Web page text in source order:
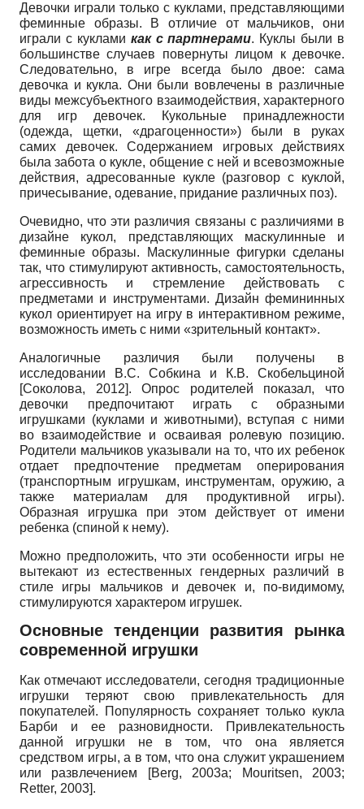
Девочки играли только с куклами, представляющими
феминные образы. В отличие от мальчиков, они
играли с куклами как с партнерами. Куклы были в
большинстве случаев повернуты лицом к девочке.
Следовательно, в игре всегда было двое: сама
девочка и кукла. Они были вовлечены в различные
виды меж­субъектного взаимодействия, характерного
для игр девочек. Кукольные принадлежности
(одежда, щетки, «драгоценности») были в руках
самих девочек. Содержанием игровых действиях
была забота о кукле, общение с ней и всевозможные
действия, адресованные кукле (разговор с куклой,
причесывание, одевание, придание различных поз).
Очевидно, что эти различия связаны с различиями в
дизайне кукол, представляющих маскулинные и
феминные образы. Маскулинные фигурки сделаны
так, что стимулируют активность, самостоятельность,
агрессивность и стремление действовать с
предметами и инструментами. Дизайн фемининных
кукол ориентирует на игру в интерактивном режиме,
возможность иметь с ними «зрительный контакт».
Аналогичные различия были получены в
исследовании В.С. Собкина и К.В. Скобельциной
[Соколова, 2012]. Опрос родителей показал, что
девочки предпочитают играть с образными
игрушками (куклами и животными), вступая с ними
во взаимодействие и осваивая ролевую позицию.
Родители мальчиков указывали на то, что их ребенок
отдает предпочтение предметам оперирования
(транспортным игрушкам, инструментам, оружию, а
также материалам для продуктивной игры).
Образная игрушка при этом действует от имени
ребенка (спиной к нему).
Можно предположить, что эти особенности игры не
вытекают из естественных гендерных различий в
стиле игры мальчиков и девочек и, по-видимому,
стимулируются характером игрушек.
Основные тенденции развития рынка
современной игрушки
Как отмечают исследователи, сегодня традиционные
игрушки теряют свою привлекательность для
покупателей. Популярность сохраняет только кукла
Барби и ее разновидности. Привлекательность
данной игрушки не в том, что она является
средством игры, а в том, что она служит украшением
или развлечением
Berg, 2003а; Mouritsen, 2003;
Retter, 2003 .